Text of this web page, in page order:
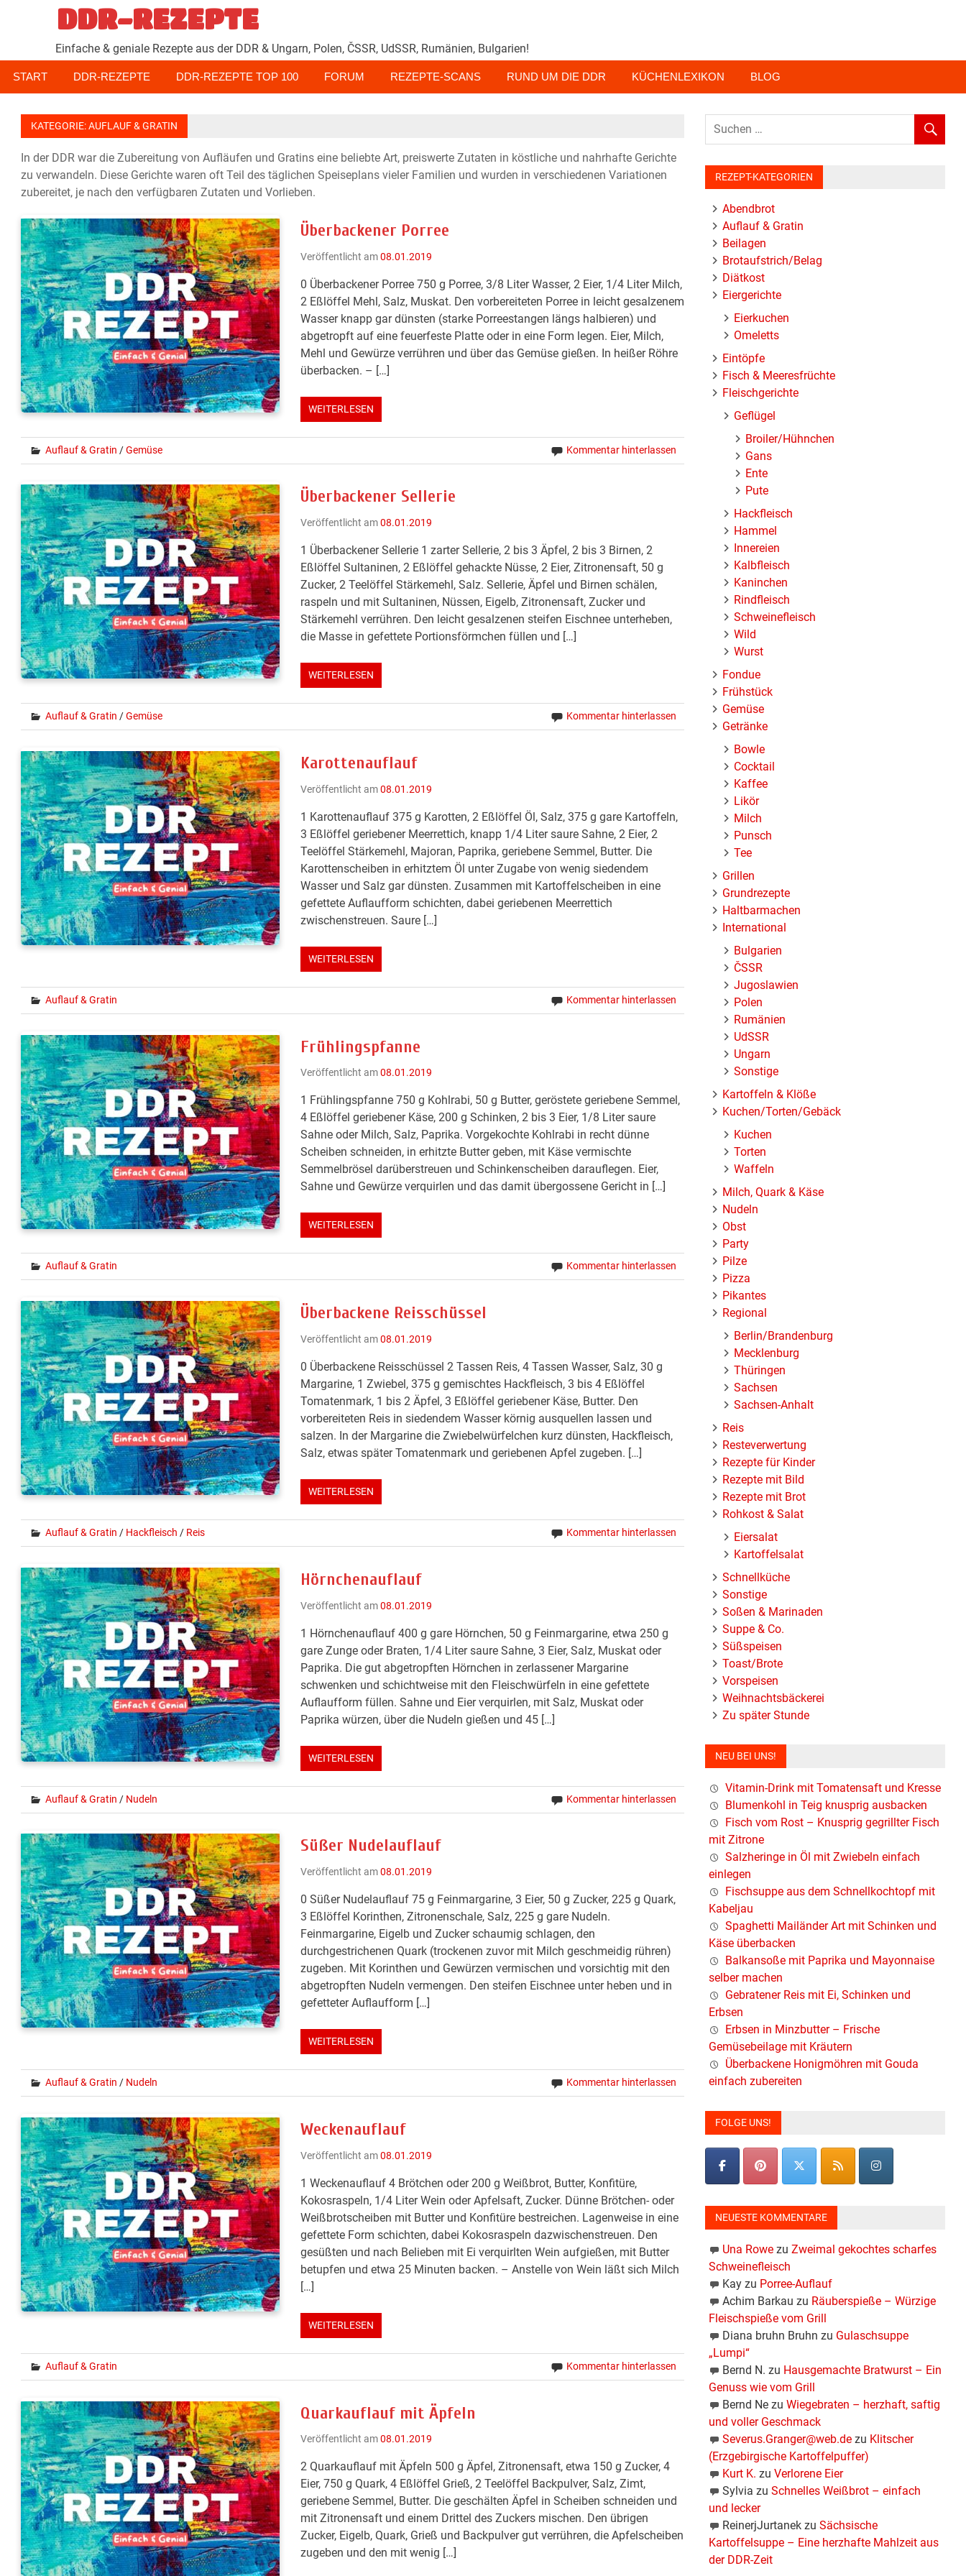
Zum
Inhalt
springen
DDR-REZEPTE
Einfache & geniale Rezepte aus der DDR & Ungarn, Polen, ČSSR, UdSSR, Rumänien, Bulgarien!
START DDR-REZEPTE DDR-REZEPTE TOP 100 FORUM REZEPTE-SCANS RUND UM DIE DDR KÜCHENLEXIKON BLOG
KATEGORIE:AUFLAUF & GRATIN
In der DDR war die Zubereitung von Aufläufen und Gratins eine beliebte Art, preiswerte Zutaten in köstliche und nahrhafte Gerichte
zu verwandeln. Diese Gerichte waren oft Teil des täglichen Speiseplans vieler Familien und wurden in verschiedenen Variationen
zubereitet, je nach den verfügbaren Zutaten und Vorlieben.
Überbackener Porree
Veröffentlicht am08.01.2019
0 Überbackener Porree 750 g Porree, 3/8 Liter Wasser, 2 Eier, 1/4 Liter Milch,
2 Eßlöffel Mehl, Salz, Muskat. Den vorbereiteten Porree in leicht gesalzenem
Wasser knapp gar dünsten (starke Porreestangen längs halbieren) und
abgetropft auf eine feuerfeste Platte oder in eine Form legen. Eier, Milch,
Mehl und Gewürze verrühren und über das Gemüse gießen. In heißer Röhre
überbacken. – […]
WEITERLESEN
Auflauf & Gratin /Gemüse Kommentar hinterlassen
Überbackener Sellerie
Veröffentlicht am08.01.2019
1 Überbackener Sellerie 1 zarter Sellerie, 2 bis 3 Äpfel, 2 bis 3 Birnen, 2
Eßlöffel Sultaninen, 2 Eßlöffel gehackte Nüsse, 2 Eier, Zitronensaft, 50 g
Zucker, 2 Teelöffel Stärkemehl, Salz. Sellerie, Äpfel und Birnen schälen,
raspeln und mit Sultaninen, Nüssen, Eigelb, Zitronensaft, Zucker und
Stärkemehl verrühren. Den leicht gesalzenen steifen Eischnee unterheben,
die Masse in gefettete Portionsförmchen füllen und […]
WEITERLESEN
Auflauf & Gratin /Gemüse Kommentar hinterlassen
Karottenauflauf
Veröffentlicht am08.01.2019
1 Karottenauflauf 375 g Karotten, 2 Eßlöffel Öl, Salz, 375 g gare Kartoffeln,
3 Eßlöffel geriebener Meerrettich, knapp 1/4 Liter saure Sahne, 2 Eier, 2
Teelöffel Stärkemehl, Majoran, Paprika, geriebene Semmel, Butter. Die
Karottenscheiben in erhitztem Öl unter Zugabe von wenig siedendem
Wasser und Salz gar dünsten. Zusammen mit Kartoffelscheiben in eine
gefettete Auflaufform schichten, dabei geriebenen Meerrettich
zwischenstreuen. Saure […]
WEITERLESEN
Auflauf & Gratin Kommentar hinterlassen
Frühlingspfanne
Veröffentlicht am08.01.2019
1 Frühlingspfanne 750 g Kohlrabi, 50 g Butter, geröstete geriebene Semmel,
4 Eßlöffel geriebener Käse, 200 g Schinken, 2 bis 3 Eier, 1/8 Liter saure
Sahne oder Milch, Salz, Paprika. Vorgekochte Kohlrabi in recht dünne
Scheiben schneiden, in erhitzte Butter geben, mit Käse vermischte
Semmelbrösel darüberstreuen und Schinkenscheiben darauflegen. Eier,
Sahne und Gewürze verquirlen und das damit übergossene Gericht in […]
WEITERLESEN
Auflauf & Gratin Kommentar hinterlassen
Überbackene Reisschüssel
Veröffentlicht am08.01.2019
0 Überbackene Reisschüssel 2 Tassen Reis, 4 Tassen Wasser, Salz, 30 g
Margarine, 1 Zwiebel, 375 g gemischtes Hackfleisch, 3 bis 4 Eßlöffel
Tomatenmark, 1 bis 2 Äpfel, 3 Eßlöffel geriebener Käse, Butter. Den
vorbereiteten Reis in siedendem Wasser körnig ausquellen lassen und
salzen. In der Margarine die Zwiebelwürfelchen kurz dünsten, Hackfleisch,
Salz, etwas später Tomatenmark und geriebenen Apfel zugeben. […]
WEITERLESEN
Auflauf & Gratin / Hackfleisch / Reis Kommentar hinterlassen
Hörnchenauflauf
Veröffentlicht am08.01.2019
1 Hörnchenauflauf 400 g gare Hörnchen, 50 g Feinmargarine, etwa 250 g
gare Zunge oder Braten, 1/4 Liter saure Sahne, 3 Eier, Salz, Muskat oder
Paprika. Die gut abgetropften Hörnchen in zerlassener Margarine
schwenken und schichtweise mit den Fleischwürfeln in eine gefettete
Auflaufform füllen. Sahne und Eier verquirlen, mit Salz, Muskat oder
Paprika würzen, über die Nudeln gießen und 45 […]
WEITERLESEN
Auflauf & Gratin / Nudeln Kommentar hinterlassen
Süßer Nudelauflauf
Veröffentlicht am08.01.2019
0 Süßer Nudelauflauf 75 g Feinmargarine, 3 Eier, 50 g Zucker, 225 g Quark,
3 Eßlöffel Korinthen, Zitronenschale, Salz, 225 g gare Nudeln.
Feinmargarine, Eigelb und Zucker schaumig schlagen, den
durchgestrichenen Quark (trockenen zuvor mit Milch geschmeidig rühren)
zugeben. Mit Korinthen und Gewürzen vermischen und vorsichtig mit den
abgetropften Nudeln vermengen. Den steifen Eischnee unter heben und in
gefetteter Auflaufform […]
WEITERLESEN
Auflauf & Gratin / Nudeln Kommentar hinterlassen
Weckenauflauf
Veröffentlicht am08.01.2019
1 Weckenauflauf 4 Brötchen oder 200 g Weißbrot, Butter, Konfitüre,
Kokosraspeln, 1/4 Liter Wein oder Apfelsaft, Zucker. Dünne Brötchen- oder
Weißbrotscheiben mit Butter und Konfitüre bestreichen. Lagenweise in eine
gefettete Form schichten, dabei Kokosraspeln dazwischenstreuen. Den
gesüßten und nach Belieben mit Ei verquirlten Wein aufgießen, mit Butter
betupfen und etwa 25 Minuten backen. – Anstelle von Wein läßt sich Milch
[…]
WEITERLESEN
Auflauf & Gratin Kommentar hinterlassen
Quarkauflauf mit Äpfeln
Veröffentlicht am08.01.2019
2 Quarkauflauf mit Äpfeln 500 g Äpfel, Zitronensaft, etwa 150 g Zucker, 4
Eier, 750 g Quark, 4 Eßlöffel Grieß, 2 Teelöffel Backpulver, Salz, Zimt,
geriebene Semmel, Butter. Die geschälten Äpfel in Scheiben schneiden und
mit Zitronensaft und einem Drittel des Zuckers mischen. Den übrigen
Zucker, Eigelb, Quark, Grieß und Backpulver gut verrühren, die Apfelscheiben
zugeben und den mit wenig […]
REZEPT-KATEGORIEN
Abendbrot
Auflauf & Gratin
Beilagen
Brotaufstrich/Belag
Diätkost
Eiergerichte
Eierkuchen
Omeletts
Eintöpfe
Fisch & Meeresfrüchte
Fleischgerichte
Geflügel
Broiler/Hühnchen
Gans
Ente
Pute
Hackfleisch
Hammel
Innereien
Kalbfleisch
Kaninchen
Rindfleisch
Schweinefleisch
Wild
Wurst
Fondue
Frühstück
Gemüse
Getränke
Bowle
Cocktail
Kaffee
Likör
Milch
Punsch
Tee
Grillen
Grundrezepte
Haltbarmachen
International
Bulgarien
ČSSR
Jugoslawien
Polen
Rumänien
UdSSR
Ungarn
Sonstige
Kartoffeln & Klöße
Kuchen/Torten/Gebäck
Kuchen
Torten
Waffeln
Milch, Quark & Käse
Nudeln
Obst
Party
Pilze
Pizza
Pikantes
Regional
Berlin/Brandenburg
Mecklenburg
Thüringen
Sachsen
Sachsen-Anhalt
Reis
Resteverwertung
Rezepte für Kinder
Rezepte mit Bild
Rezepte mit Brot
Rohkost & Salat
Eiersalat
Kartoffelsalat
Schnellküche
Sonstige
Soßen & Marinaden
Suppe & Co.
Süßspeisen
Toast/Brote
Vorspeisen
Weihnachtsbäckerei
Zu später Stunde
NEU BEI UNS!
Vitamin-Drink mit Tomatensaft und Kresse
Blumenkohl in Teig knusprig ausbacken
Fisch vom Rost – Knusprig gegrillter Fisch
mit Zitrone
Salzheringe in Öl mit Zwiebeln einfach
einlegen
Fischsuppe aus dem Schnellkochtopf mit
Kabeljau
Spaghetti Mailänder Art mit Schinken und
Käse überbacken
Balkansoße mit Paprika und Mayonnaise
selber machen
Gebratener Reis mit Ei, Schinken und
Erbsen
Erbsen in Minzbutter – Frische
Gemüsebeilage mit Kräutern
Überbackene Honigmöhren mit Gouda
einfach zubereiten
FOLGE UNS!
NEUESTE KOMMENTARE
Una Rowezu Zweimal gekochtes scharfes
Schweinefleisch
Kayzu Porree-Auflauf
Achim Barkau zu Räuberspieße – Würzige
Fleischspieße vom Grill
Diana bruhn Bruhn zu Gulaschsuppe
„Lumpi“
Bernd N. zu Hausgemachte Bratwurst – Ein
Genuss wie vom Grill
Bernd Nezu Wiegebraten – herzhaft, saftig
und voller Geschmack
Severus.Granger@web.dezu Klitscher
(Erzgebirgische Kartoffelpuffer)
Kurt K. zu Verlorene Eier
Sylvia zu Schnelles Weißbrot – einfach
und lecker
ReinerjJurtanekzu Sächsische
Kartoffelsuppe – Eine herzhafte Mahlzeit aus
der DDR-Zeit